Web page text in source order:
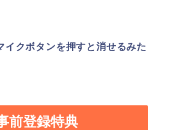
イクボタンを押すと消せるみた
前登録特典